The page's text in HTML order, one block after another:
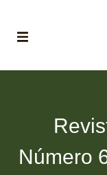
de fórum
Número